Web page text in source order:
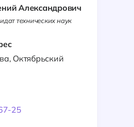
Александрович
технических наук
Октябрьский
25